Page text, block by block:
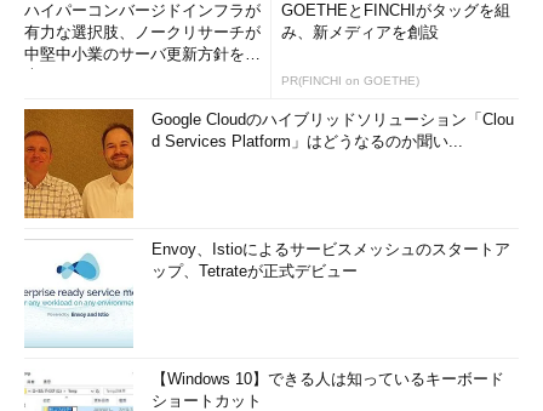
ハイパーコンバージドインフラが
有力な選択肢、ノークリサーチが
中堅中小業のサーバ更新方針を調
GOETHEとFINCHIがタッグを組
み、新メディアを創設
PR(FINCHI on GOETHE)
Google Cloudのハイブリッドソリューション「Clou
d Services Platform」はどうなるのか聞い...
Envoy、Istioによるサービスメッシュのスタートア
ップ、Tetrateが正式デビュー
【Windows 10】できる人は知っているキーボード
ショートカット